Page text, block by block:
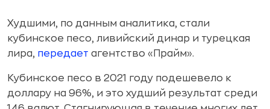
Худшими, по данным аналитика, стали
кубинское песо, ливийский динар и турецкая
лира, передает агентство «Прайм».
Кубинское песо в 2021 году подешевело к
доллару на 96%, и это худший результат среди